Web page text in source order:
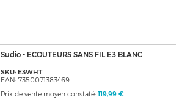
Sudio - ECOUTEURS SANS FIL E3 BLANC
SKU: E3WHT
EAN: 7350071383469
Prix de vente moyen constaté: 119,99 €